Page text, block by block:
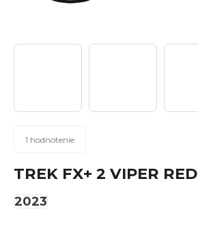
Priemerné
produktu
je
5,0
1 hodnotenie
TREK FX+ 2 VIPER RED
2023
?
Hľadať